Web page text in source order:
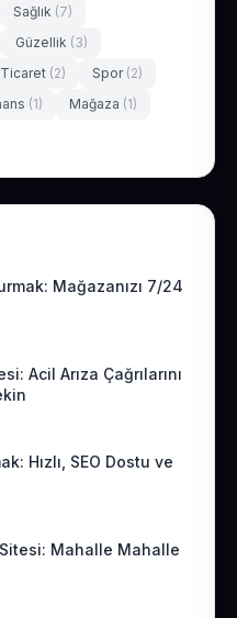
Sağlık (7)
Güzellik (3)
(2) Spor (2)
(1) Mağaza (1)
Mağazanızı 7/24
Acil Arıza Çağrılarını
Hızlı, SEO Dostu ve
Sitesi: Mahalle Mahalle